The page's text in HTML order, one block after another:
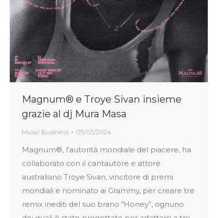
Magnum® e Troye Sivan insieme
grazie al dj Mura Masa
Music Business 09/05/2024
Magnum®, l’autorità mondiale del piacere, ha
collaborato con il cantautore e attore
australiano Troye Sivan, vincitore di premi
mondiali e nominato ai Grammy, per creare tre
remix inediti del suo brano “Honey”, ognuno